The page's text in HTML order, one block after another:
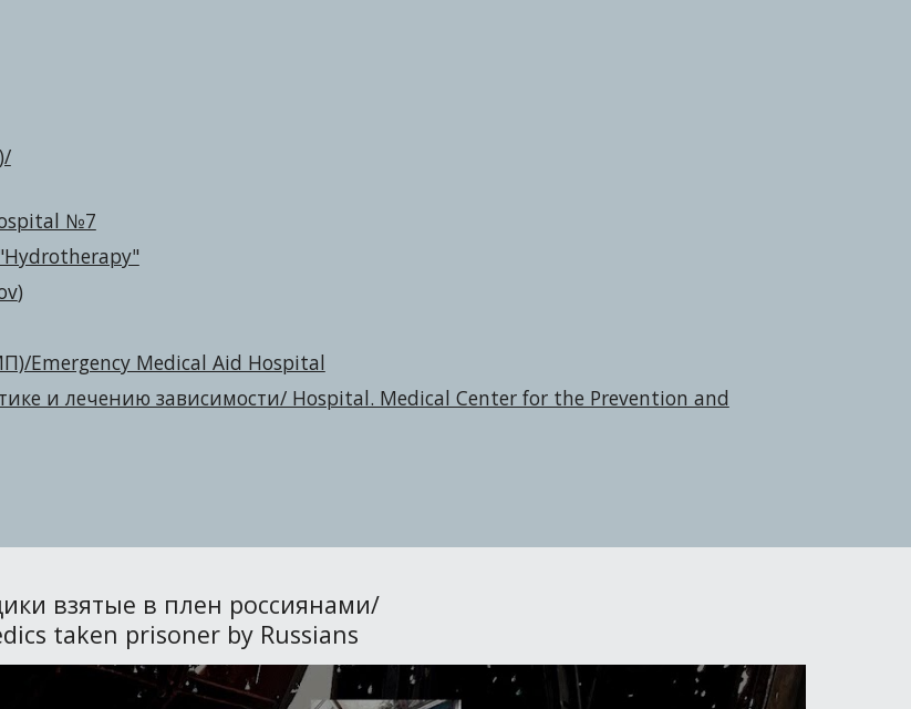
№7
)
Emergency Medical Aid Hospital
и лечению зависимости/ Hospital. Medical Center for the Prevention and
взятые в плен россиянами/
taken prisoner by Russians